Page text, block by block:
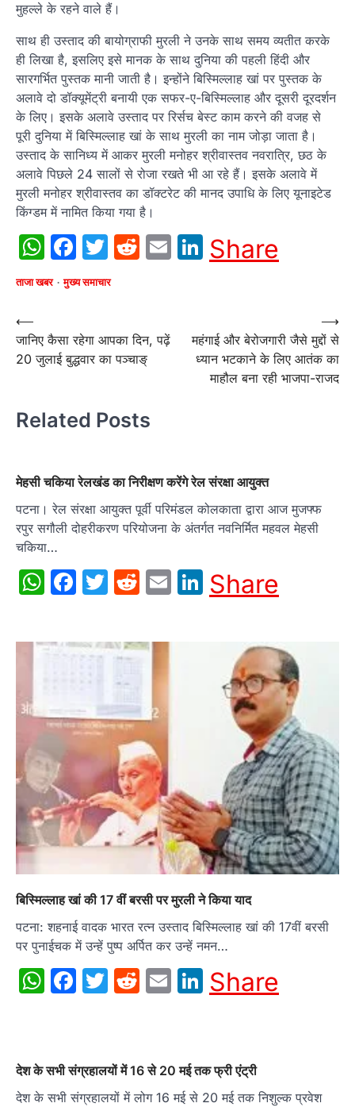
मुहल्ले के रहने वाले हैं।
साथ ही उस्ताद की बायोग्राफी मुरली ने उनके साथ समय व्यतीत करके
ही लिखा है, इसलिए इसे मानक के साथ दुनिया की पहली हिंदी और
सारगर्भित पुस्तक मानी जाती है। इन्होंने बिस्मिल्लाह खां पर पुस्तक के
अलावे दो डॉक्यूमेंट्री बनायी एक सफर-ए-बिस्मिल्लाह और दूसरी दूरदर्शन
के लिए। इसके अलावे उस्ताद पर रिर्सच बेस्ट काम करने की वजह से
पूरी दुनिया में बिस्मिल्लाह खां के साथ मुरली का नाम जोड़ा जाता है।
उस्ताद के सानिध्य में आकर मुरली मनोहर श्रीवास्तव नवरात्रि, छठ के
अलावे पिछले 24 सालों से रोजा रखते भी आ रहे हैं। इसके अलावे में
मुरली मनोहर श्रीवास्तव का डॉक्टरेट की मानद उपाधि के लिए यूनाइटेड
किंग्डम में नामित किया गया है।
WhatsApp
Facebook
Twitter
Reddit
EmailLinkedIn
Share
ताजा खबर मुख्य समाचार
Post
navigation
⟵
जानिए कैसा रहेगा आपका दिन, पढ़ें
20 जुलाई बुद्धवार का पञ्चाङ्
महंगाई और बेरोजगारी जैसे मुद्दों से
ध्यान भटकाने के लिए आतंक का
माहौल बना रही भाजपा-राजद
⟶
Related Posts
मेहसी चकिया रेलखंड का निरीक्षण करेंगे रेल संरक्षा आयुक्त
पटना। रेल संरक्षा आयुक्त पूर्वी परिमंडल कोलकाता द्वारा आज मुजफ्फ
रपुर सगौली दोहरीकरण परियोजना के अंतर्गत नवनिर्मित महवल मेहसी
चकिया…
WhatsApp
Facebook
Twitter
Reddit
EmailLinkedIn
Share
बिस्मिल्लाह खां की 17 वीं बरसी पर मुरली ने किया याद
पटना: शहनाई वादक भारत रत्न उस्ताद बिस्मिल्लाह खां की 17वीं बरसी
पर पुनाईचक में उन्हें पुष्प अर्पित कर उन्हें नमन…
WhatsApp
Facebook
Twitter
Reddit
EmailLinkedIn
Share
देश के सभी संग्रहालयों में 16 से 20 मई तक फ्री एंट्री
देश के सभी संग्रहालयों में लोग 16 मई से 20 मई तक निशुल्क प्रवेश